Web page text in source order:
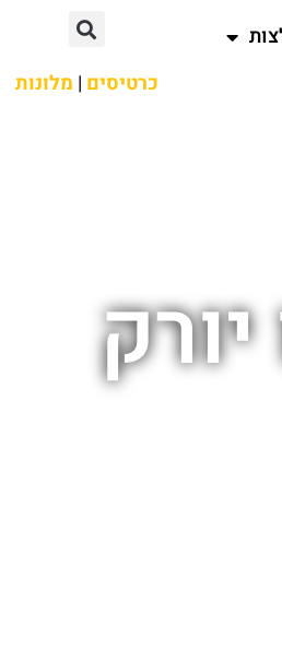
כרטיסים | מלונות